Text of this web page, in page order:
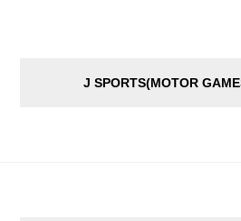
J SPORTS(MOTOR